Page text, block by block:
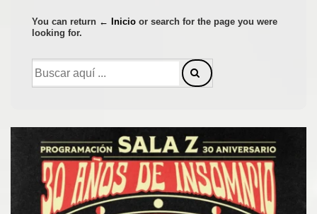
You can return ← Inicio or search for the page you were
looking for.
Buscar
por: